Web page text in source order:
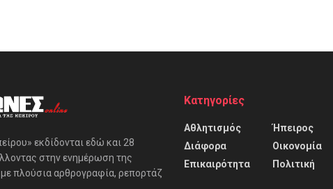
εκδίδονται εδώ και 28
στην ενημέρωση της
πλούσια αρθρογραφία, ρεπορτάζ
Κατηγορίες
Αθλητισμός
Διάφορα
Επικαιρότητα
Ήπειρος
Οικονομία
Πολιτική